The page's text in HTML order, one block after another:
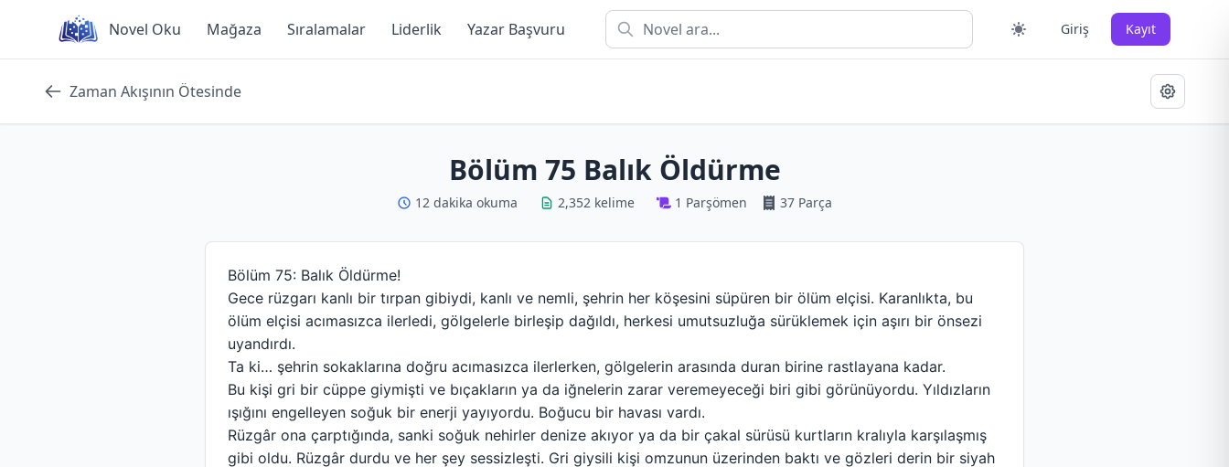
content
Novel Oku Mağaza Sıralamalar Liderlik Yazar Başvuru Giriş Kayıt
Zaman Akışının Ötesinde
Bölüm 75 Balık Öldürme
12 dakika okuma 2,352 kelime 1 Parşömen 37 Parça
Bölüm 75: Balık Öldürme!
Gece rüzgarı kanlı bir tırpan gibiydi, kanlı ve nemli, şehrin her köşesini süpüren bir ölüm elçisi. Karanlıkta, bu
ölüm elçisi acımasızca ilerledi, gölgelerle birleşip dağıldı, herkesi umutsuzluğa sürüklemek için aşırı bir önsezi
uyandırdı.
Ta ki… şehrin sokaklarına doğru acımasızca ilerlerken, gölgelerin arasında duran birine rastlayana kadar.
Bu kişi gri bir cüppe giymişti ve bıçakların ya da iğnelerin zarar veremeyeceği biri gibi görünüyordu. Yıldızların
ışığını engelleyen soğuk bir enerji yayıyordu. Boğucu bir havası vardı.
Rüzgâr ona çarptığında, sanki soğuk nehirler denize akıyor ya da bir çakal sürüsü kurtların kralıyla karşılaşmış
gibi oldu. Rüzgâr durdu ve her şey sessizleşti. Gri giysili kişi omzunun üzerinden baktı ve gözleri derin bir siyah